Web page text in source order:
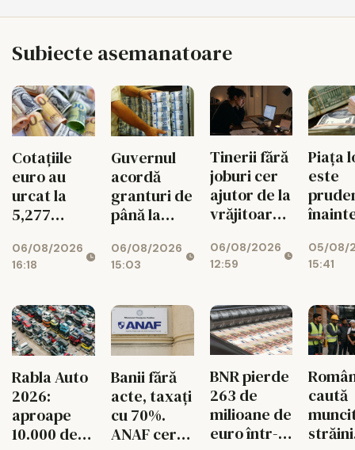
Subiecte asemanatoare
Cotațiile
euro au
urcat la
5,277
06/08/2026
16:18
Guvernul
acordă
granturi de
până la
euro
pentru
diaspora
06/08/2026
15:03
Tinerii fără
joburi cer
ajutor de la
vrăjitoare
06/08/2026
12:59
Piața
este
05/08/
15:41
Rabla Auto
2026:
aproape
10.000 de
Banii fără
acte, taxați
cu 70%.
ANAF cere
BNR pierde
263 de
milioane de
euro într-o
caută
străini